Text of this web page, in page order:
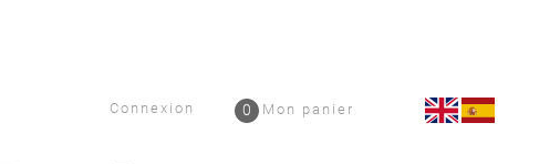
Connexion Mon panier
0